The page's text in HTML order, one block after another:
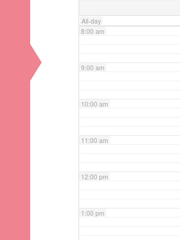
All-day
8:00 am
9:00 am
10:00 am
11:00 am
12:00 pm
1:00 pm